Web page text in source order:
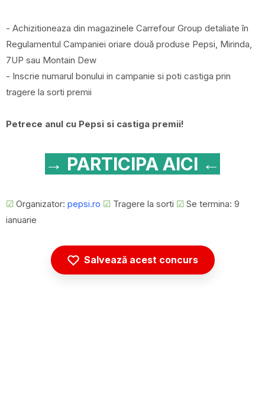
- Achizitioneaza din magazinele Carrefour Group detaliate în
Regulamentul Campaniei oriare două produse Pepsi, Mirinda,
7UP sau Montain Dew
- Inscrie numarul bonului in campanie si poti castiga prin
tragere la sorti premii
Petrece anul cu Pepsi si castiga premii!
→ PARTICIPA AICI ←
☑ Organizator: pepsi.ro ☑ Tragere la sorti ☑ Se termina: 9
ianuarie
Salvează acest concurs